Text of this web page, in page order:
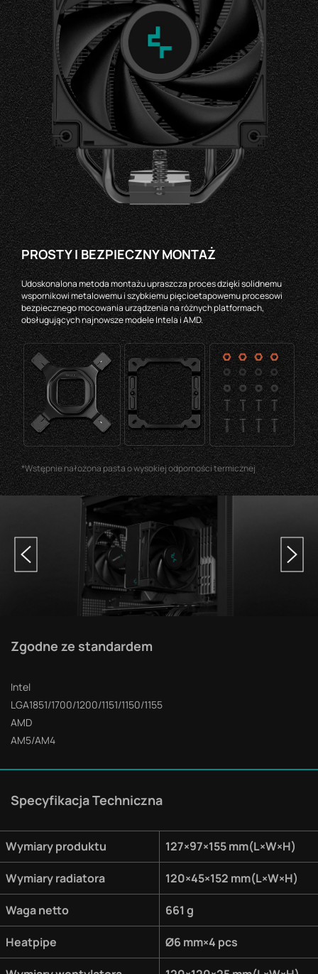
PROSTY I BEZPIECZNY MONTAŻ
Udoskonalona metoda montażu upraszcza proces dzięki solidnemu
wspornikowi metalowemu i szybkiemu pięcioetapowemu procesowi
bezpiecznego mocowania urządzenia na różnych platformach,
obsługujących najnowsze modele Intela i AMD.
*Wstępnie nałożona pasta o wysokiej odporności termicznej
Zgodne ze standardem
Intel
LGA1851/1700/1200/1151/1150/1155
AMD
AM5/AM4
Specyfikacja Techniczna
Wymiary produktu 127×97×155 mm(L×W×H)
Wymiary radiatora 120×45×152 mm(L×W×H)
Waga netto 661 g
Heatpipe Ø6 mm×4 pcs